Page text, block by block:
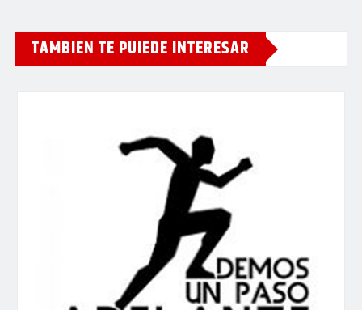
TAMBIEN TE PUIEDE INTERESAR